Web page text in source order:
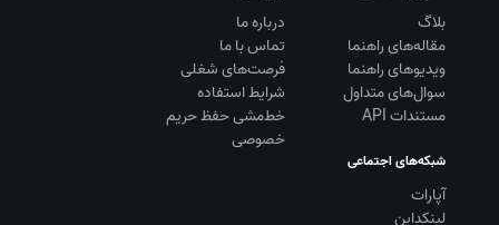
بلاگ
مقاله‌های راهنما
ویديوهای راهنما
سوال‌های متداول
مستندات API
درباره ما
تماس با ما
فرصت‌های شغلی
شرایط استفاده
خط‌مشی حفظ حریم
خصوصی
شبکه‌های اجتماعی
آپارات
لینکداین